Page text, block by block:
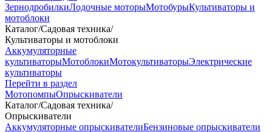
ЗернодробилкиЛодочные моторыМотобурыКультиваторы и
мотоблоки
Каталог/Садовая техника/
Культиваторы и мотоблоки
Аккумуляторные
культиваторыМотоблокиМотокультиваторыЭлектрические
культиваторы
Перейти в раздел
МотопомпыОпрыскиватели
Каталог/Садовая техника/
Опрыскиватели
Аккумуляторные опрыскивателиБензиновые опрыскиватели